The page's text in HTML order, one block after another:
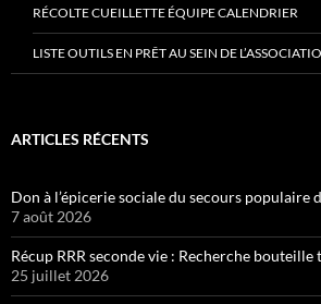
RÉCOLTE CUEILLETTE ÉQUIPE CALENDRIER
LISTE OUTILS EN PRÊT AU SEIN DE
ARTICLES RÉCENTS
Don à l’épicerie sociale du secours populaire
7 août 2026
Récup RRR seconde vie : Recherche
25 juillet 2026